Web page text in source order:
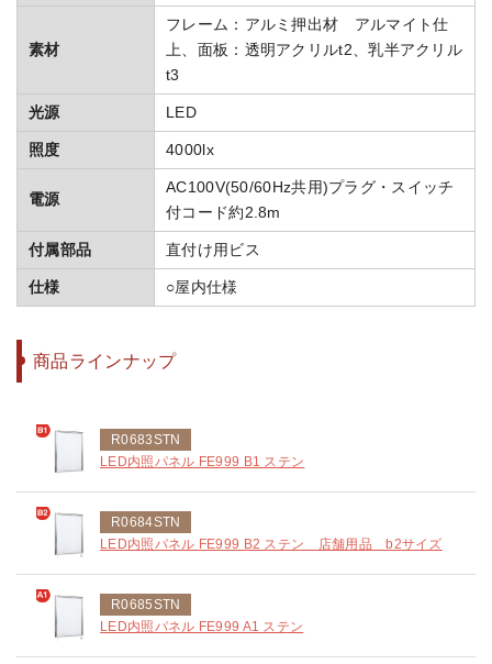
素材
フレーム：アルミ押出材 アルマイト仕
上、面板：透明アクリルt2、乳半アクリル
t3
光源 LED
照度 4000lx
電源
AC100V(50/60Hz共用)プラグ・スイッチ
付コード約2.8m
付属部品 直付け用ビス
仕様 ○屋内仕様
商品ラインナップ
R0683STN
LED内照パネル FE999 B1 ステン
R0684STN
LED内照パネル FE999 B2 ステン 店舗用品 b2サイズ
R0685STN
LED内照パネル FE999 A1 ステン